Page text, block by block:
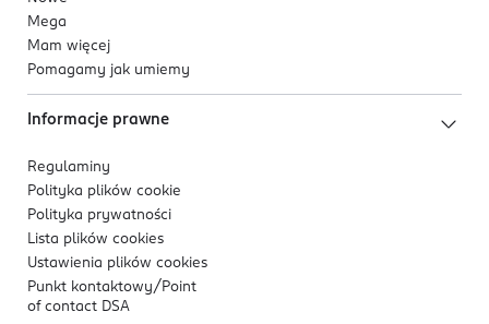
Mega
Mam więcej
Pomagamy jak umiemy
Informacje prawne
Regulaminy
Polityka plików cookie
Polityka prywatności
Lista plików cookies
Ustawienia plików cookies
Punkt kontaktowy/ Point
of contact DSA